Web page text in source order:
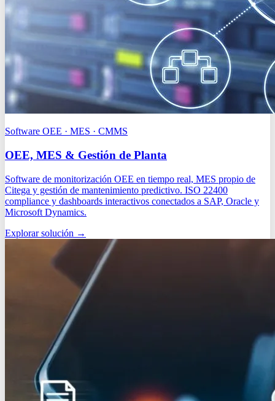
Software OEE · MES · CMMS
OEE, MES & Gestión de Planta
Software de monitorización OEE en tiempo real, MES propio de
Citega y gestión de mantenimiento predictivo. ISO 22400
compliance y dashboards interactivos conectados a SAP, Oracle y
Microsoft Dynamics.
Explorar solución →